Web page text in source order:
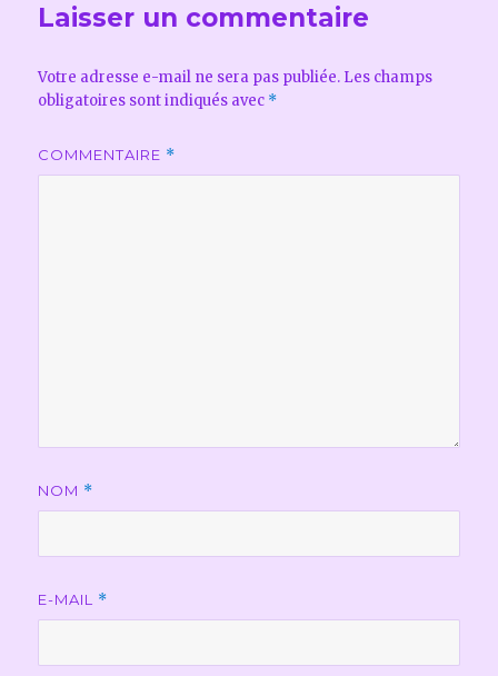
Laisser un commentaire
Votre adresse e-mail ne sera pas publiée. Les champs
obligatoires sont indiqués avec *
COMMENTAIRE *
NOM *
E-MAIL *